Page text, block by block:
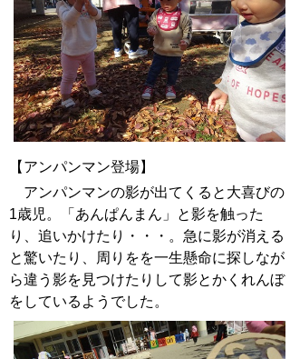
【アンパンマン登場】
アンパンマンの影が出てくると大喜びの
1歳児。「あんぱんまん」と影を触った
り、追いかけたり・・・。急に影が消える
と驚いたり、周りをを一生懸命に探しなが
ら違う影を見つけたりして影とかくれんぼ
をしているようでした。